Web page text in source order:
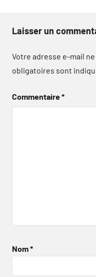
Laisser un
Votre adresse e-mail
obligatoires sont
Commentaire*
Nom*